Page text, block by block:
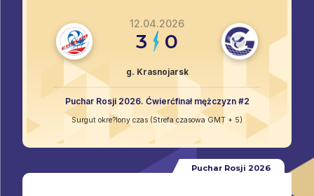
12.04.2026
3 0
g. Krasnojarsk
Puchar Rosji 2026. Ćwierćfinał mężczyzn #2
Surgut okre?lony czas (Strefa czasowa GMT + 5)
Puchar Rosji 2026